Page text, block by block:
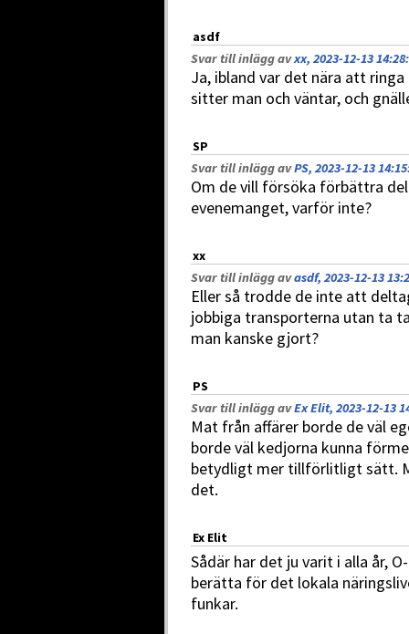
asdf
Svar till inlägg avxx, 2023-12-13 14:28:
Ja, ibland var det nära att
sitter man och väntar, och
SP
Svar till inlägg avPS, 2023-12-13 14:15
Om de vill försöka förbättra
evenemanget, varför inte?
xx
Svar till inlägg avasdf, 2023-12-13
Eller så trodde de inte att
jobbiga transporterna utan ta
man kanske gjort?
PS
Svar till inlägg avEx Elit, 2023-12-13
Mat från affärer borde de väl
borde väl kedjorna kunna
betydligt mer tillförlitligt sätt.
det.
Ex Elit
Sådär har det ju varit i alla år,
berätta för det lokala
funkar.